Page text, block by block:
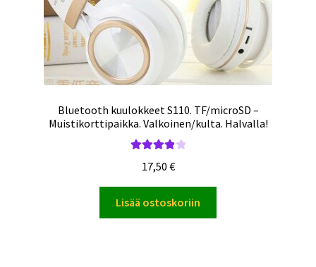
Bluetooth kuulokkeet S110. TF/microSD –
Muistikorttipaikka. Valkoinen/kulta. Halvalla!
tuotteesta:
4.00/ 5
17,50 €
Lisää ostoskoriin